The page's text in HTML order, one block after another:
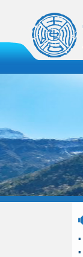
▪
▪